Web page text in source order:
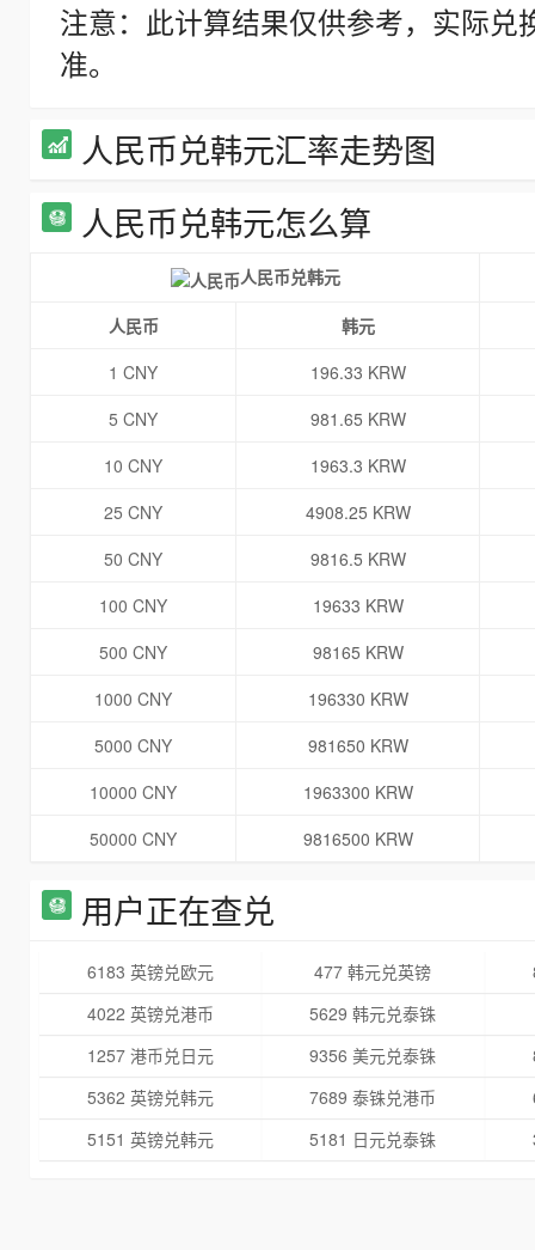
注意：此计算结果仅供参考，实际
准。
人民币兑韩元汇率走势图
人民币兑韩元怎么算
人民币兑韩元
人民币
韩元
1 CNY
196.33 KRW
5 CNY
981.65 KRW
10 CNY
1963.3 KRW
25 CNY
4908.25 KRW
50 CNY
9816.5 KRW
100 CNY
19633 KRW
500 CNY
98165 KRW
1000 CNY
196330 KRW
5000 CNY
981650 KRW
10000 CNY
1963300 KRW
50000 CNY
9816500 KRW
用户正在查兑
6183 英镑兑欧元 477 韩元兑英镑
4022 英镑兑港币
5629 韩元兑泰铢
1257 港币兑日元
9356 美元兑泰铢
5362 英镑兑韩元
7689 泰铢兑港币
5151 英镑兑韩元
5181 日元兑泰铢